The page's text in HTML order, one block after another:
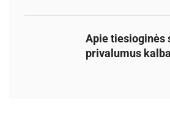
Apie tiesioginės
privalumus